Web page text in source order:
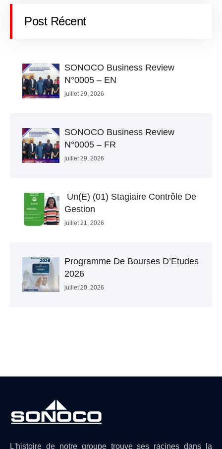
Post Récent
SONOCO Business Review
N°0005 – EN
juillet 29, 2026
SONOCO Business Review
N°0005 – FR
juillet 29, 2026
Un(e) (01) Stagiaire Contrôle De
Gestion
juillet 21, 2026
Programme De Bourses D’Etudes
2026
juillet 20, 2026
L'histoire de notre groupe trouve ses racines dans la